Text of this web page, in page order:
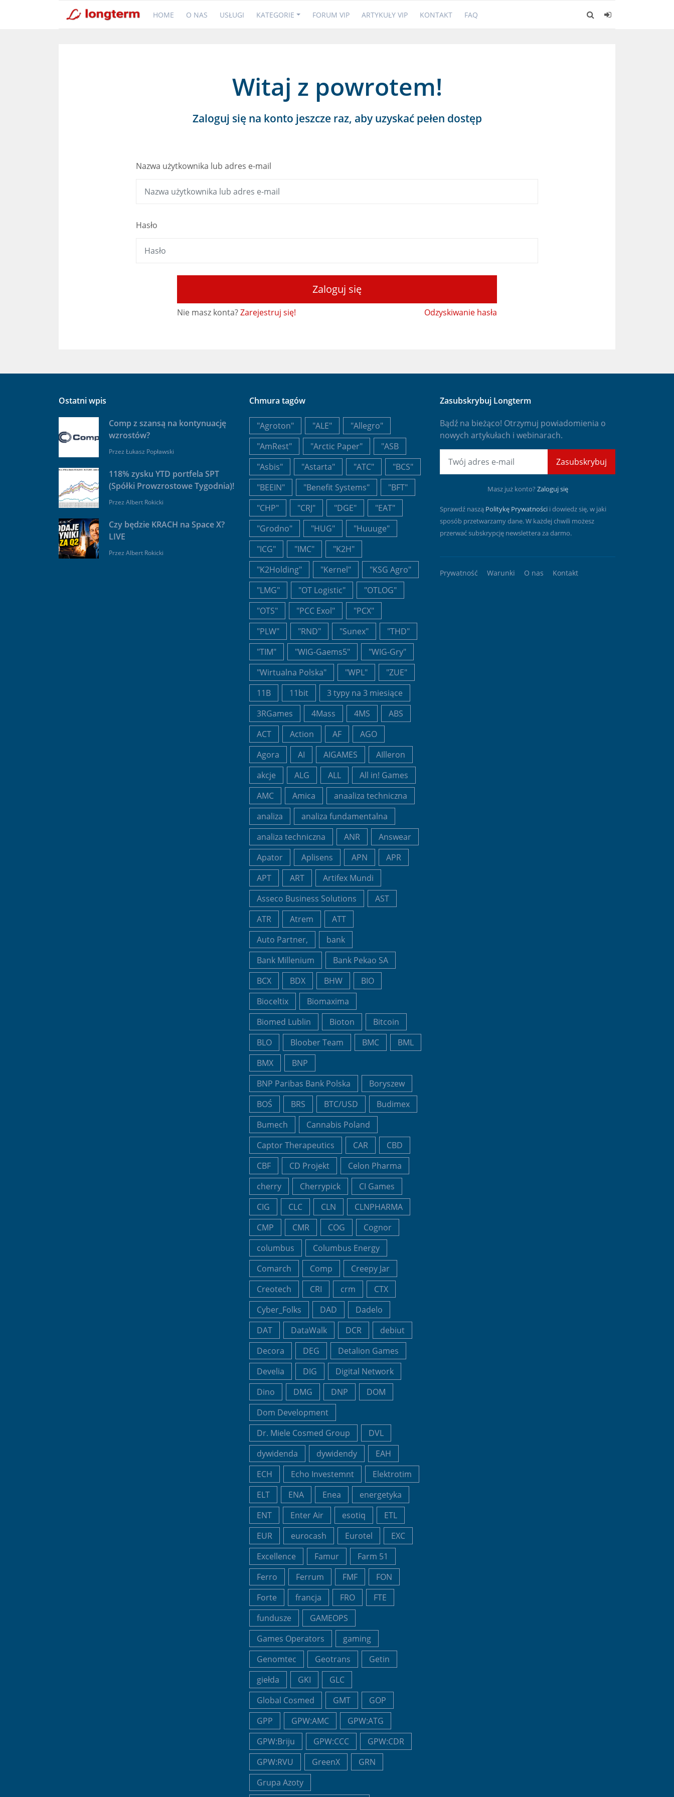
HOME O NAS USŁUGI KATEGORIE FORUM VIP ARTYKUŁY VIP KONTAKT FAQ
Witaj z powrotem!
Zaloguj się na konto jeszcze raz, aby uzyskać pełen dostęp
Nazwa użytkownika lub adres e-mail
Hasło
Zaloguj się
Nie masz konta?Zarejestruj się! Odzyskiwanie hasła
Ostatni wpis
Comp z szansą na kontynuację
wzrostów?
Przez Łukasz Popławski
118% zysku YTD portfela SPT
(Spółki Prowzrostowe Tygodnia)!
Przez Albert Rokicki
Czy będzie KRACH na Space X?
LIVE
Przez Albert Rokicki
Chmura tagów
"Agroton" "ALE"
"Allegro"
"AmRest"
"Arctic Paper"
"ASB
"Asbis"
"Astarta" "ATC"
"BCS"
"BEEIN"
"Benefit Systems"
"BFT"
"CHP"
"CRJ" "DGE"
"EAT"
"Grodno"
"HUG"
"Huuuge"
"ICG"
"IMC"
"K2H"
"K2Holding"
"Kernel"
"KSG Agro"
"LMG"
"OT Logistic"
"OTLOG"
"OTS"
"PCC Exol"
"PCX"
"PLW"
"RND" "Sunex"
"THD"
"TIM"
"WIG-Gaems5"
"WIG-Gry"
"Wirtualna Polska"
"WPL"
"ZUE"
11B
11bit
3 typy na 3 miesiące
3RGames
4Mass 4MS
ABS
ACT
Action AF
AGO
Agora
AI AIGAMES
AIlleron
akcje
ALG ALL
All in! Games
AMC
Amica
anaaliza techniczna
analiza
analiza fundamentalna
analiza techniczna
ANR
Answear
Apator
Aplisens APN
APR
APT
ART
Artifex Mundi
Asseco Business Solutions
AST
ATR
Atrem
ATT
Auto Partner,
bank
Bank Millenium
Bank Pekao SA
BCX
BDX BHW
BIO
Bioceltix
Biomaxima
Biomed Lublin
Bioton
Bitcoin
BLO
Bloober Team BMC
BML
BMX
BNP
BNP Paribas Bank Polska
Boryszew
BOŚ
BRS BTC/USD
Budimex
Bumech
Cannabis Poland
Captor Therapeutics
CAR
CBD
CBF
CD Projekt
Celon Pharma
cherry
Cherrypick
CI Games
CIG
CLC CLN
CLNPHARMA
CMP
CMR COG
Cognor
columbus
Columbus Energy
Comarch
Comp
Creepy Jar
Creotech
CRI crm
CTX
Cyber_Folks
DAD
Dadelo
DAT
DataWalk DCR
debiut
Decora
DEG
Detalion Games
Develia
DIG
Digital Network
Dino
DMG DNP
DOM
Dom Development
Dr. Miele Cosmed Group
DVL
dywidenda
dywidendy
EAH
ECH
Echo Investemnt
Elektrotim
ELT
ENA Enea
energetyka
ENT
Enter Air esotiq
ETL
EUR
eurocash Eurotel
EXC
Excellence
Famur
Farm 51
Ferro
Ferrum FMF
FON
Forte
francja FRO
FTE
fundusze
GAMEOPS
Games Operators
gaming
Genomtec
Geotrans
Getin
giełda
GKI
GLC
Global Cosmed
GMT
GOP
GPP
GPW:AMC
GPW:ATG
GPW:Briju
GPW:CCC
GPW:CDR
GPW:RVU
GreenX
GRN
Grupa Azoty
Zasubskrybuj Longterm
Bądź na bieżąco! Otrzymuj powiadomienia o
nowych artykułach i webinarach.
Zasubskrybuj
Masz już konto? Zaloguj się
Sprawdź naszą Politykę Prywatności i dowiedz się, w jaki
sposób przetwarzamy dane. W każdej chwili możesz
przerwać subskrypcję newslettera za darmo.
Prywatność Warunki O nas Kontakt